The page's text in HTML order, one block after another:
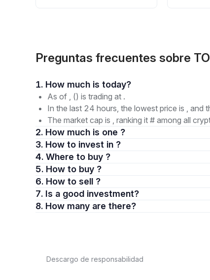
Preguntas frecuentes sobre
1. How much is today?
As of , () is trading at .
In the last 24 hours, the lowest price is , and
The market cap is , ranking it # among all
2. How much is one ?
3. How to invest in ?
4. Where to buy ?
5. How to buy ?
6. How to sell ?
7. Is a good investment?
8. How many are there?
Descargo de responsabilidad